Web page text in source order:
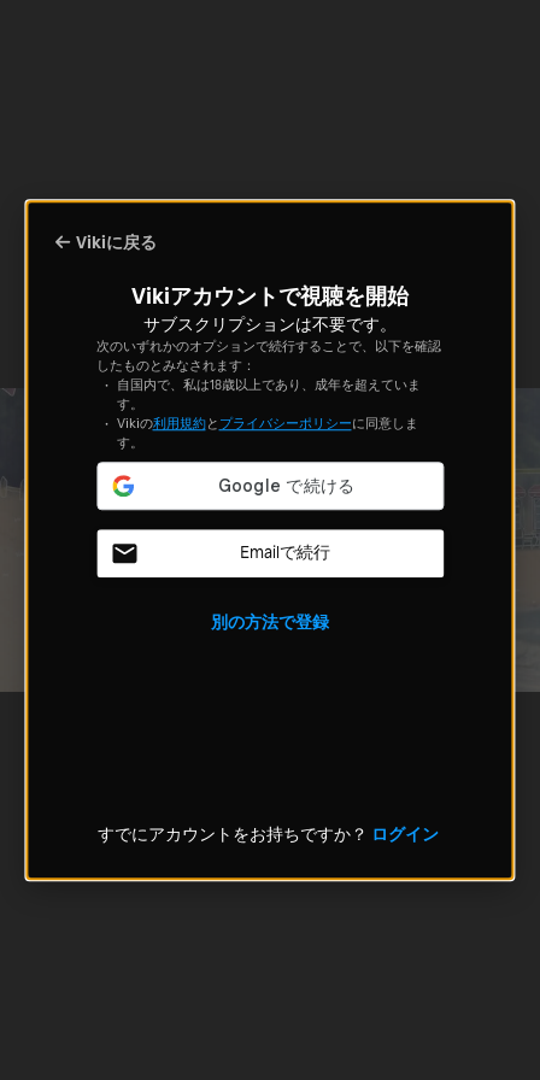
Vikiに戻る
Vikiアカウントで視聴を開始
サブスクリプションは不要です。
次のいずれかのオプションで続行することで、以下を確認
したものとみなされます：
自国内で、私は18歳以上であり、成年を超えていま
す。
Vikiの利用規約と プライバシーポリシーに同意しま
す。
Emailで続行
別の方法で登録
すでにアカウントをお持ちですか？ ログイン